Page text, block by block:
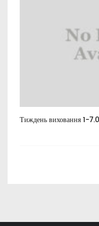
Тиждень виховання 1-